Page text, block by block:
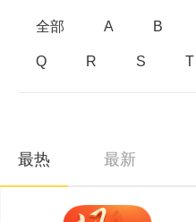
全部 A B
Q R S T
最热 最新